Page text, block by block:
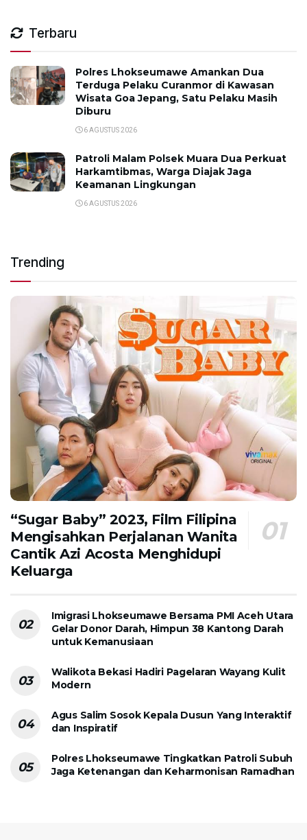
Terbaru
Polres Lhokseumawe Amankan Dua
Terduga Pelaku Curanmor di Kawasan
Wisata Goa Jepang, Satu Pelaku Masih
Diburu
6 AGUSTUS 2026
Patroli Malam Polsek Muara Dua Perkuat
Harkamtibmas, Warga Diajak Jaga
Keamanan Lingkungan
6 AGUSTUS 2026
Trending
“Sugar Baby” 2023, Film Filipina
Mengisahkan Perjalanan Wanita
Cantik Azi Acosta Menghidupi
Keluarga
Imigrasi Lhokseumawe Bersama PMI Aceh Utara
Gelar Donor Darah, Himpun 38 Kantong Darah
untuk Kemanusiaan
Walikota Bekasi Hadiri Pagelaran Wayang Kulit
Modern
Agus Salim Sosok Kepala Dusun Yang Interaktif
dan Inspiratif
Polres Lhokseumawe Tingkatkan Patroli Subuh
Jaga Ketenangan dan Keharmonisan Ramadhan